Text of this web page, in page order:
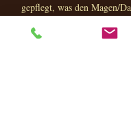
gepflegt, was den Magen/
leider alles abetötet wird.